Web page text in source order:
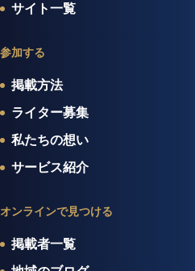
サイト一覧
参加する
掲載方法
ライター募集
私たちの想い
サービス紹介
オンラインで見つける
掲載者一覧